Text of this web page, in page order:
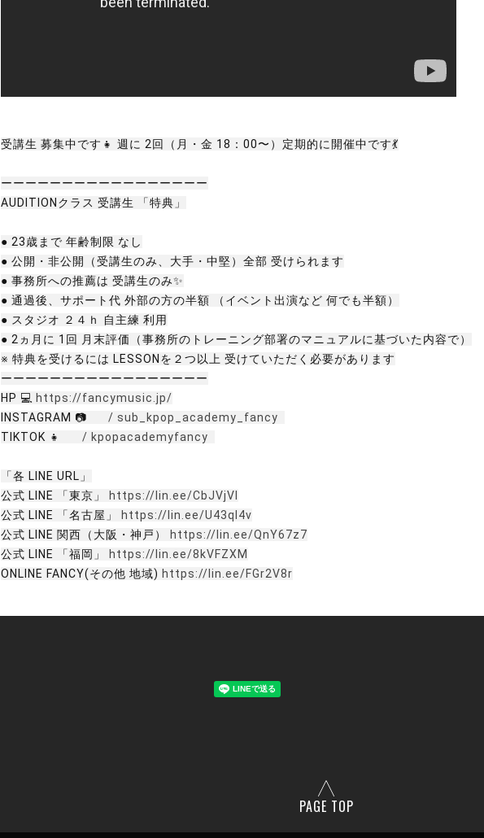
受講生 募集中です👧 週に 2回（月・金 18：00〜）定期的に開催中です💃
ーーーーーーーーーーーーーーーーー
AUDITIONクラス 受講生 「特典」
● 23歳まで 年齢制限 なし
● 公開・非公開（受講生のみ、大手・中堅）全部 受けられます
● 事務所への推薦は 受講生のみ✨
● 通過後、サポート代 外部の方の半額 （イベント出演など 何でも半額）
● スタジオ ２４ｈ 自主練 利用
● 2ヵ月に 1回 月末評価（事務所のトレーニング部署のマニュアルに基づいた内容で）
※ 特典を受けるには LESSONを２つ以上 受けていただく必要があります
ーーーーーーーーーーーーーーーーー
HP 💻 https://fancymusic.jp/
INSTAGRAM 📷
/ sub_kpop_academy_fancy
TIKTOK 👧
/ kpopacademyfancy
「各 LINE URL」
公式 LINE 「東京」
https://lin.ee/CbJVjVI
公式 LINE 「名古屋」
https://lin.ee/U43ql4v
公式 LINE 関西（大阪・神戸）
https://lin.ee/QnY67z7
公式 LINE 「福岡」
https://lin.ee/8kVFZXM
ONLINE FANCY(その他 地域) https://lin.ee/FGr2V8r
PAGE TOP